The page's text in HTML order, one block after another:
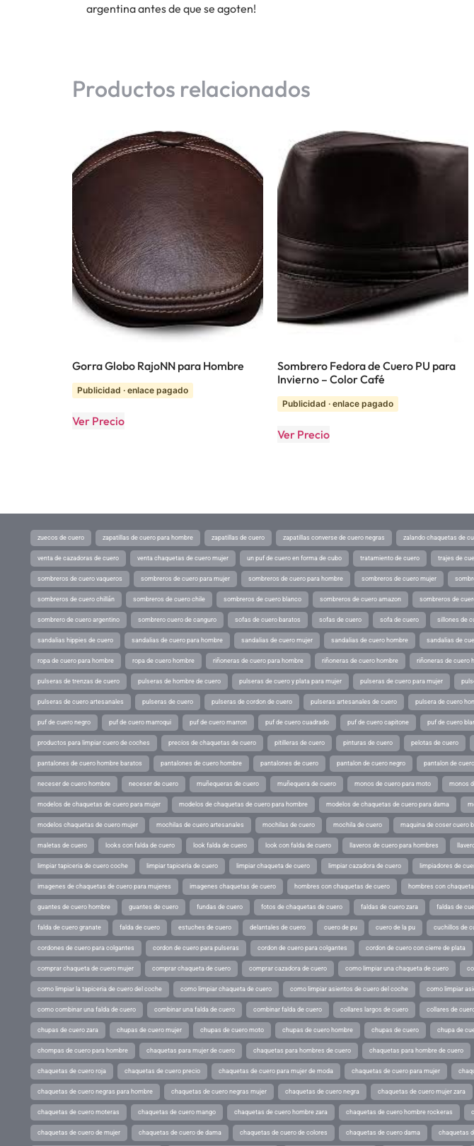
argentina antes de que se agoten!
Productos relacionados
Gorra Globo RajoNN para Hombre
Publicidad · enlace pagado
Ver Precio
Sombrero Fedora de Cuero PU para
Invierno – Color Café
Publicidad · enlace pagado
Ver Precio
zuecos de cuero zapatillas de cuero para hombre zapatillas de cuero zapatillas converse de cuero negras zalando chaquetas de
venta de cazadoras de cuero venta chaquetas de cuero mujer un puf de cuero en forma de cubo tratamiento de cuero trajes de
sombreros de cuero vaqueros sombreros de cuero para mujer sombreros de cuero para hombre sombreros de cuero mujer
sombreros de cuero chillán sombreros de cuero chile sombreros de cuero blanco sombreros de cuero amazon sombreros de
sombrero de cuero argentino sombrero cuero de canguro sofas de cuero baratos sofas de cuero sofa de cuero sillones de
sandalias hippies de cuero sandalias de cuero para hombre sandalias de cuero mujer sandalias de cuero hombre sandalias de
ropa de cuero para hombre ropa de cuero hombre riñoneras de cuero para hombre riñoneras de cuero hombre riñoneras de cuero
pulseras de trenzas de cuero pulseras de hombre de cuero pulseras de cuero y plata para mujer pulseras de cuero para mujer
pulseras de cuero artesanales pulseras de cuero pulseras de cordon de cuero pulseras artesanales de cuero pulsera de cuero
puf de cuero negro puf de cuero marroqui puf de cuero marron puf de cuero cuadrado puf de cuero capitone puf de cuero
productos para limpiar cuero de coches precios de chaquetas de cuero pitilleras de cuero pinturas de cuero pelotas de cuero
pantalones de cuero hombre baratos pantalones de cuero hombre pantalones de cuero pantalon de cuero negro pantalon de
neceser de cuero hombre neceser de cuero muñequeras de cuero muñequera de cuero monos de cuero para moto monos
modelos de chaquetas de cuero para mujer modelos de chaquetas de cuero para hombre modelos de chaquetas de cuero para dama
modelos chaquetas de cuero mujer mochilas de cuero artesanales mochilas de cuero mochila de cuero maquina de coser cuero
maletas de cuero looks con falda de cuero look falda de cuero look con falda de cuero llaveros de cuero para hombres
limpiar tapiceria de cuero coche limpiar tapiceria de cuero limpiar chaqueta de cuero limpiar cazadora de cuero limpiadores de
imagenes de chaquetas de cuero para mujeres imagenes chaquetas de cuero hombres con chaquetas de cuero hombres con
guantes de cuero hombre guantes de cuero fundas de cuero fotos de chaquetas de cuero faldas de cuero zara faldas de
falda de cuero granate falda de cuero estuches de cuero delantales de cuero cuero de pu cuero de la pu cuchillos de
cordones de cuero para colgantes cordon de cuero para pulseras cordon de cuero para colgantes cordon de cuero con cierre de plata
comprar chaqueta de cuero mujer comprar chaqueta de cuero comprar cazadora de cuero como limpiar una chaqueta de cuero
como limpiar la tapiceria de cuero del coche como limpiar chaqueta de cuero como limpiar asientos de cuero del coche como limpiar
como combinar una falda de cuero combinar una falda de cuero combinar falda de cuero collares largos de cuero collares de
chupas de cuero zara chupas de cuero mujer chupas de cuero moto chupas de cuero hombre chupas de cuero chupa de
chompas de cuero para hombre chaquetas para mujer de cuero chaquetas para hombres de cuero chaquetas para hombre de cuero
chaquetas de cuero roja chaquetas de cuero precio chaquetas de cuero para mujer de moda chaquetas de cuero para mujer
chaquetas de cuero negras para hombre chaquetas de cuero negras mujer chaquetas de cuero negra chaquetas de cuero mujer zara
chaquetas de cuero moteras chaquetas de cuero mango chaquetas de cuero hombre zara chaquetas de cuero hombre rockeras
chaquetas de cuero de mujer chaquetas de cuero de dama chaquetas de cuero de colores chaquetas de cuero dama chaquetas